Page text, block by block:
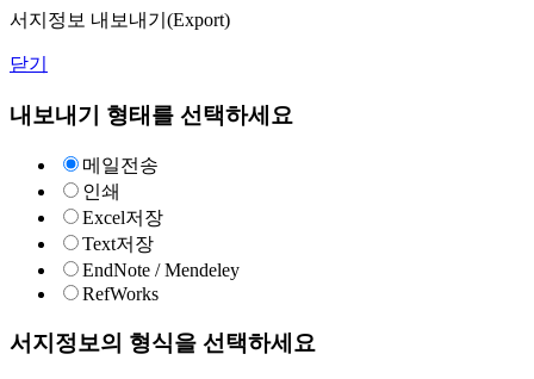
서지정보 내보내기(Export)
닫기
내보내기 형태를 선택하세요
메일전송
인쇄
Excel저장
Text저장
EndNote / Mendeley
RefWorks
서지정보의 형식을 선택하세요